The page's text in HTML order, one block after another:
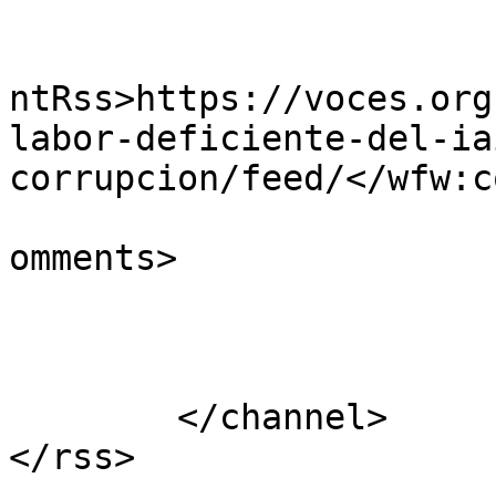
ntRss>https://
labor-deficiente-del-
corrupcion/feed/</
omments>
</rss>